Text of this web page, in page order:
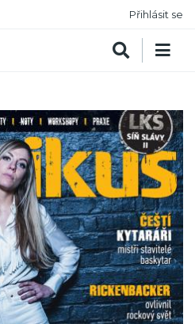
Přihlásit se